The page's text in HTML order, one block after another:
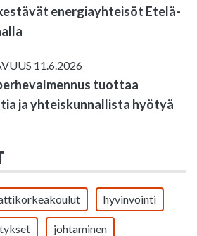
energiayhteisöt Etelä-
11.6.2026
tuottaa
ja yhteiskunnallista hyötyä
hyvinvointi
johtaminen